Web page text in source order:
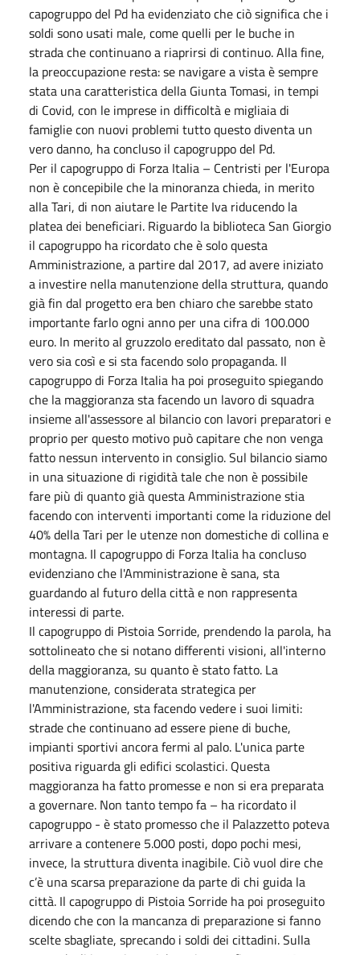
capogruppo del Pd ha evidenziato che ciò significa che i
soldi sono usati male, come quelli per le buche in
strada che continuano a riaprirsi di continuo. Alla fine,
la preoccupazione resta: se navigare a vista è sempre
stata una caratteristica della Giunta Tomasi, in tempi
di Covid, con le imprese in difficoltà e migliaia di
famiglie con nuovi problemi tutto questo diventa un
vero danno, ha concluso il capogruppo del Pd.
Per il capogruppo di Forza Italia – Centristi per l'Europa
non è concepibile che la minoranza chieda, in merito
alla Tari, di non aiutare le Partite Iva riducendo la
platea dei beneficiari. Riguardo la biblioteca San Giorgio
il capogruppo ha ricordato che è solo questa
Amministrazione, a partire dal 2017, ad avere iniziato
a investire nella manutenzione della struttura, quando
già fin dal progetto era ben chiaro che sarebbe stato
importante farlo ogni anno per una cifra di 100.000
euro. In merito al gruzzolo ereditato dal passato, non è
vero sia così e si sta facendo solo propaganda. Il
capogruppo di Forza Italia ha poi proseguito spiegando
che la maggioranza sta facendo un lavoro di squadra
insieme all'assessore al bilancio con lavori preparatori e
proprio per questo motivo può capitare che non venga
fatto nessun intervento in consiglio. Sul bilancio siamo
in una situazione di rigidità tale che non è possibile
fare più di quanto già questa Amministrazione stia
facendo con interventi importanti come la riduzione del
40% della Tari per le utenze non domestiche di collina e
montagna. Il capogruppo di Forza Italia ha concluso
evidenziano che l'Amministrazione è sana, sta
guardando al futuro della città e non rappresenta
interessi di parte.
Il capogruppo di Pistoia Sorride, prendendo la parola, ha
sottolineato che si notano differenti visioni, all'interno
della maggioranza, su quanto è stato fatto. La
manutenzione, considerata strategica per
l'Amministrazione, sta facendo vedere i suoi limiti:
strade che continuano ad essere piene di buche,
impianti sportivi ancora fermi al palo. L'unica parte
positiva riguarda gli edifici scolastici. Questa
maggioranza ha fatto promesse e non si era preparata
a governare. Non tanto tempo fa – ha ricordato il
capogruppo - è stato promesso che il Palazzetto poteva
arrivare a contenere 5.000 posti, dopo pochi mesi,
invece, la struttura diventa inagibile. Ciò vuol dire che
c’è una scarsa preparazione da parte di chi guida la
città. Il capogruppo di Pistoia Sorride ha poi proseguito
dicendo che con la mancanza di preparazione si fanno
scelte sbagliate, sprecando i soldi dei cittadini. Sulla